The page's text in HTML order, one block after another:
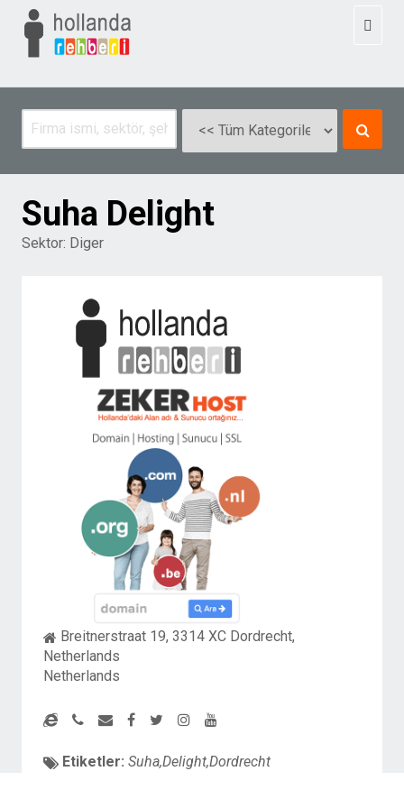
Suha Delight
Sektor: Diger
Breitnerstraat 19, 3314 XC Dordrecht,
Netherlands
Netherlands
Etiketler: Suha,Delight,Dordrecht